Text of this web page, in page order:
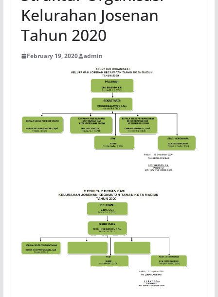
Kelurahan Josenan
Tahun 2020
February 19, 2020 admin